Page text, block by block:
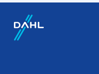
Tekninen esite